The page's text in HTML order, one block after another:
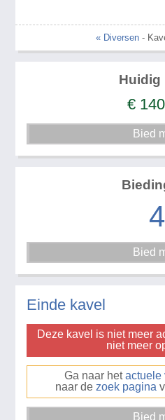
« Diversen-
Huidig
€
4
Einde kavel
Deze kavel is niet meer
niet meer
Ga naar hetactuele
naar de zoek pagina